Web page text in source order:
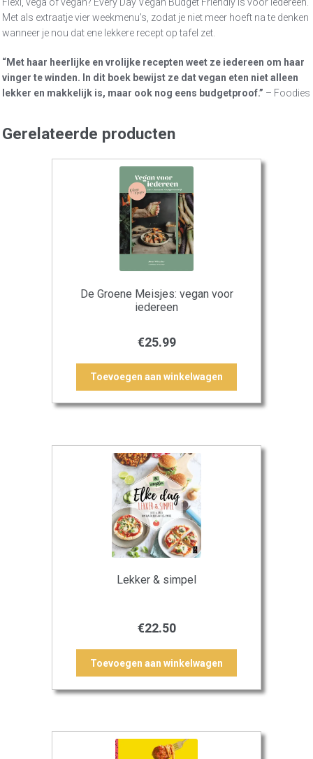
Met als extraatje vier weekmenu’s, zodat je niet meer hoeft na te denken
wanneer je nou dat ene lekkere recept op tafel zet.
“Met haar heerlijke en vrolijke recepten weet ze iedereen om haar
vinger te winden. In dit boek bewijst ze dat vegan eten niet alleen
lekker en makkelijk is, maar ook nog eens budgetproof.” – Foodies
Gerelateerde producten
De Groene Meisjes: vegan voor
iedereen
€25.99
Toevoegen aan winkelwagen
Lekker & simpel
€22.50
Toevoegen aan winkelwagen